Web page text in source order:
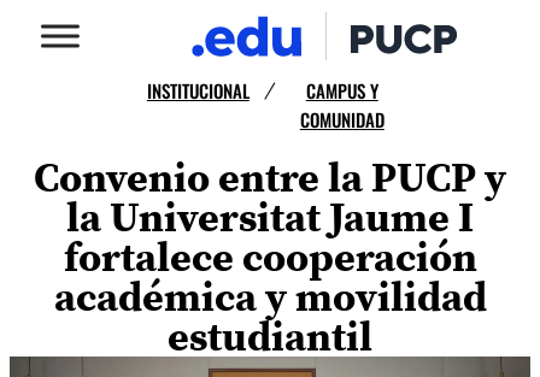
INSTITUCIONAL /
CAMPUS Y
COMUNIDAD
Convenio entre la PUCP y
la Universitat Jaume I
fortalece cooperación
académica y movilidad
estudiantil